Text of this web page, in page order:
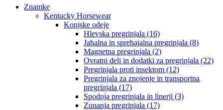
Znamke
Kentucky Horsewear
Konjske odeje
Hlevska pregrinjala (16)
Jahalna in sprehajalna pregrinjala (8)
Magnetna pregrinjala (2)
Ovratni deli in dodatki za pregrinjala (22)
Pregrinjala proti insektom (12)
Pregrinjala za znojenje in transportna
pregrinjala (17)
Spodnja pregrinjala in linerji (3)
Zunanja pregrinjala (17)